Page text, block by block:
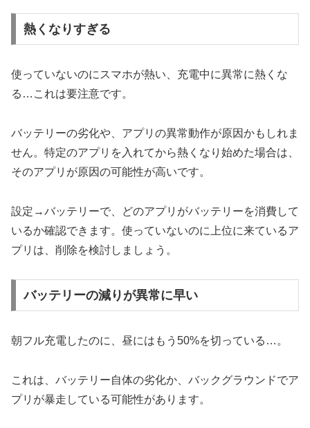
熱くなりすぎる
使っていないのにスマホが熱い、充電中に異常に熱くな
る…これは要注意です。
バッテリーの劣化や、アプリの異常動作が原因かもしれま
せん。特定のアプリを入れてから熱くなり始めた場合は、
そのアプリが原因の可能性が高いです。
設定→バッテリーで、どのアプリがバッテリーを消費して
いるか確認できます。使っていないのに上位に来ているア
プリは、削除を検討しましょう。
バッテリーの減りが異常に早い
朝フル充電したのに、昼にはもう50%を切っている…。
これは、バッテリー自体の劣化か、バックグラウンドでア
プリが暴走している可能性があります。